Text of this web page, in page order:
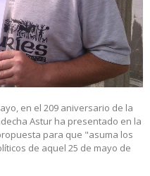
en el 209 aniversario de la
Astur ha presentado en la
para que "asuma los
de aquel 25 de mayo de